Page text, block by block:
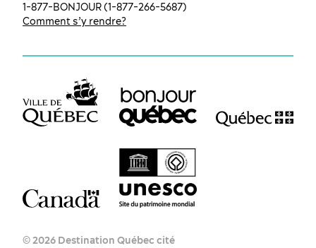
1-877-BONJOUR (1-877-266-5687)
Comment s’y rendre?
© 2026 Destination Québec cité